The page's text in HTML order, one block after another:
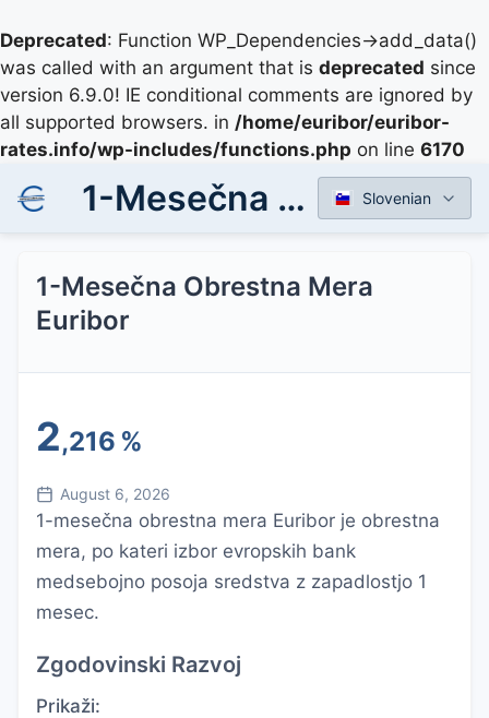
Deprecated: Function WP_Dependencies->add_data()
was called with an argument that is deprecated since
version 6.9.0! IE conditional comments are ignored by
all supported browsers. in /home/euribor/euribor-
rates.info/wp-includes/functions.php on line 6170
1-Mesečna Obrestna Mera Euribor Slovenian
1-Mesečna Obrestna Mera
Euribor
2,216 %
August 6, 2026
1-mesečna obrestna mera Euribor je obrestna
mera, po kateri izbor evropskih bank
medsebojno posoja sredstva z zapadlostjo 1
mesec.
Zgodovinski Razvoj
Prikaži: